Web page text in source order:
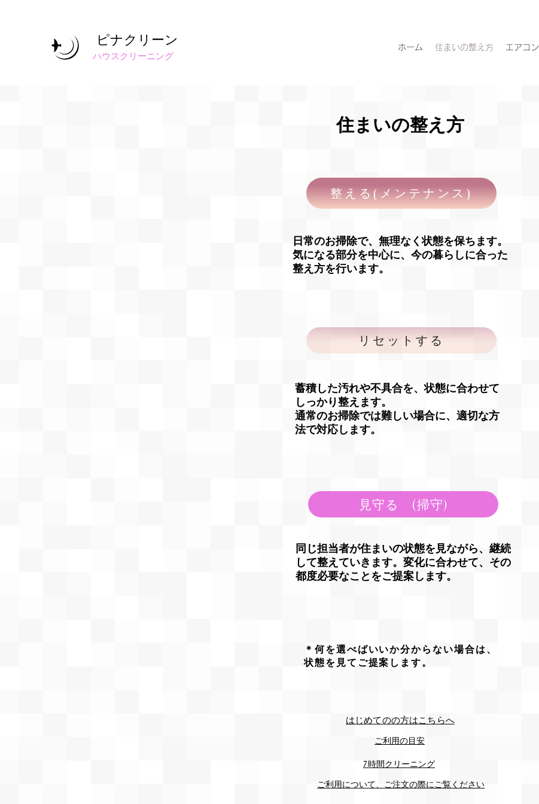
ピナクリーン
​ハウスクリーニング
ホーム 住まいの整え方 エアコン
住まいの整え方
整える(メンテナンス)
日常のお掃除で、無理なく状態を保ちます。
​気になる部分を中心に、今の暮らしに合った
整え方を行います。
リセットする
蓄積した汚れや不具合を、状態に合わせて
しっかり整えます。
​通常のお掃除では難しい場合に、適切な方
法で対応します。
見守る (掃守)
​同じ担当者が住まいの状態を見ながら、継続
して整えていきます。変化に合わせて、その
都度必要なことをご提案します。
＊何を選べばいいか分からない場合は、
状態を見てご提案します。
​はじめてのの方はこちらへ
ご利用の目安
7時間クリーニング
​ご利用について、ご注文の際にご覧ください